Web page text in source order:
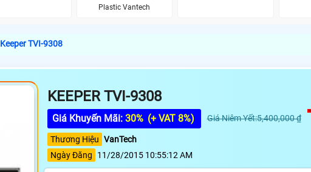
Plastic Vantech
Keeper TVI-9308
KEEPER TVI-9308
Giá Khuyến Mãi: 30% (+ VAT 8%) Giá Niêm Yết:5,400,000 ₫
Thương Hiệu VanTech
Ngày Đăng
11/28/2015 10:55:12 AM